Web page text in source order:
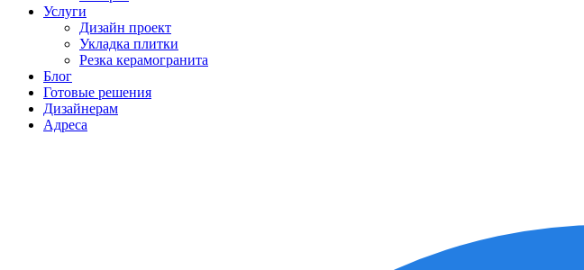
Услуги
Дизайн проект
Укладка плитки
Резка керамогранита
Блог
Готовые решения
Дизайнерам
Адреса